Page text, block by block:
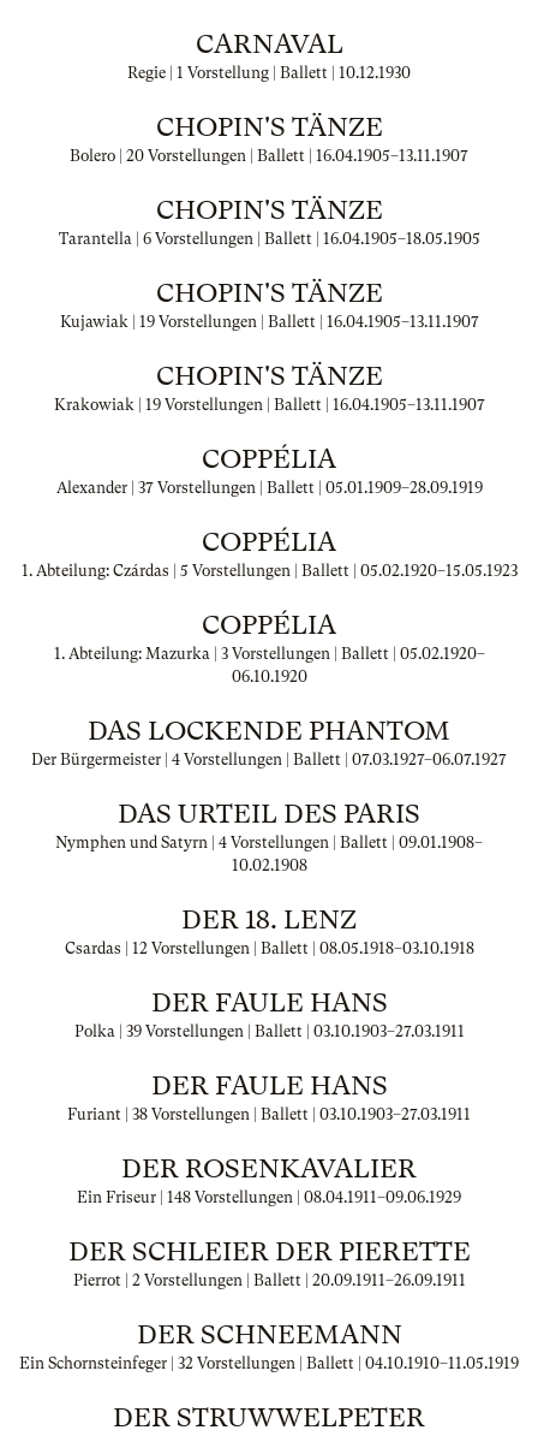
CARNAVAL
Regie | 1 Vorstellung | Ballett | 10.12.1930
CHOPIN'S TÄNZE
Bolero | 20 Vorstellungen | Ballett | 16.04.1905–13.11.1907
CHOPIN'S TÄNZE
Tarantella | 6 Vorstellungen | Ballett | 16.04.1905–18.05.1905
CHOPIN'S TÄNZE
Kujawiak | 19 Vorstellungen | Ballett | 16.04.1905–13.11.1907
CHOPIN'S TÄNZE
Krakowiak | 19 Vorstellungen | Ballett | 16.04.1905–13.11.1907
COPPÉLIA
Alexander | 37 Vorstellungen | Ballett | 05.01.1909–28.09.1919
COPPÉLIA
1. Abteilung: Czárdas | 5 Vorstellungen | Ballett | 05.02.1920–15.05.1923
COPPÉLIA
1. Abteilung: Mazurka | 3 Vorstellungen | Ballett | 05.02.1920–
06.10.1920
DAS LOCKENDE PHANTOM
Der Bürgermeister | 4 Vorstellungen | Ballett | 07.03.1927–06.07.1927
DAS URTEIL DES PARIS
Nymphen und Satyrn | 4 Vorstellungen | Ballett | 09.01.1908–
10.02.1908
DER 18. LENZ
Csardas | 12 Vorstellungen | Ballett | 08.05.1918–03.10.1918
DER FAULE HANS
Polka | 39 Vorstellungen | Ballett | 03.10.1903–27.03.1911
DER FAULE HANS
Furiant | 38 Vorstellungen | Ballett | 03.10.1903–27.03.1911
DER ROSENKAVALIER
Ein Friseur | 148 Vorstellungen | 08.04.1911–09.06.1929
DER SCHLEIER DER PIERETTE
Pierrot | 2 Vorstellungen | Ballett | 20.09.1911–26.09.1911
DER SCHNEEMANN
Ein Schornsteinfeger | 32 Vorstellungen | Ballett | 04.10.1910–11.05.1919
DER STRUWWELPETER